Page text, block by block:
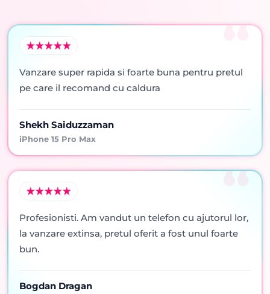
Vanzare super rapida si foarte buna pentru pretul
pe care il recomand cu caldura
Shekh Saiduzzaman
iPhone 15 Pro Max
Profesionisti. Am vandut un telefon cu ajutorul lor,
la vanzare extinsa, pretul oferit a fost unul foarte
bun.
Bogdan Dragan